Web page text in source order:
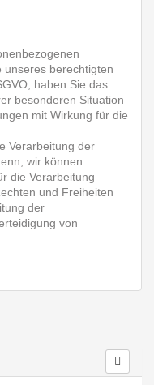
unseres berechtigten
haben Sie das
besonderen Situation
mit Wirkung für die
Verarbeitung der
wir können
die Verarbeitung
und Freiheiten
der
von